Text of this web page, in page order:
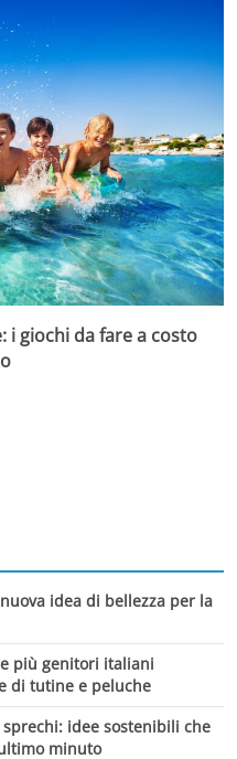
i giochi da fare a costo
idea di bellezza per la
più genitori italiani
di tutine e peluche
idee sostenibili che
minuto